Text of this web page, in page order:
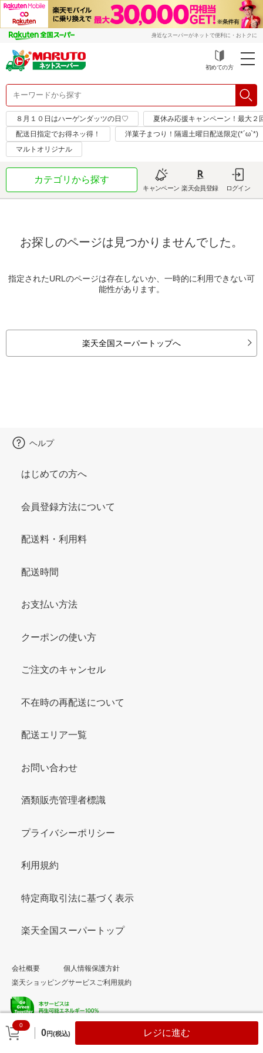
身近なスーパーがネットで便利に・おトクに
初めての方
８月１０日はハーゲンダッツの日♡
夏休み応援キャンペーン！最大２
配送日指定でお得ネッ得！
洋菓子まつり！隔週土曜日配送限定(*´ω`*)
マルトオリジナル
カテゴリから探す
キャンペーン 楽天会員登録 ログイン
お探しのページは見つかりませんでした。
指定されたURLのページは存在しないか、一時的に利用できない可
能性があります。
楽天全国スーパートップへ
0
0円(税込) レジに進む
ヘルプ
はじめての方へ
会員登録方法について
配送料・利用料
配送時間
お支払い方法
クーポンの使い方
ご注文のキャンセル
不在時の再配送について
配送エリア一覧
お問い合わせ
酒類販売管理者標識
プライバシーポリシー
利用規約
特定商取引法に基づく表示
楽天全国スーパートップ
会社概要
個人情報保護方針
楽天ショッピングサービスご利用規約
© Rakuten Group, Inc.